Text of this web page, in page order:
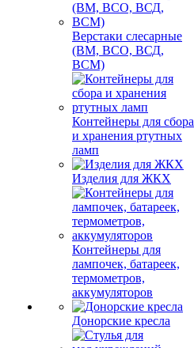
Верстаки слесарные
(ВМ, ВСО, ВСД,
ВСМ)
Контейнеры для сбора
и хранения ртутных
ламп
Изделия для ЖКХ
Контейнеры для
лампочек, батареек,
термометров,
аккумуляторов
Донорские кресла